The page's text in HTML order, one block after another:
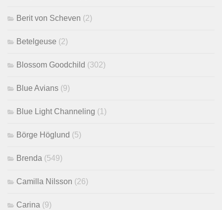
Berit von Scheven (2)
Betelgeuse (2)
Blossom Goodchild (302)
Blue Avians (9)
Blue Light Channeling (1)
Börge Höglund (5)
Brenda (549)
Camilla Nilsson (26)
Carina (9)